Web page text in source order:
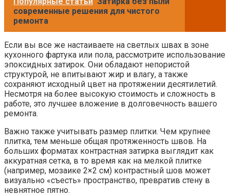
современные решения для чистого
ремонта
Если вы все же настаиваете на светлых швах в зоне
кухонного фартука или пола, рассмотрите использование
эпоксидных затирок. Они обладают непористой
структурой, не впитывают жир и влагу, а также
сохраняют исходный цвет на протяжении десятилетий.
Несмотря на более высокую стоимость и сложность в
работе, это лучшее вложение в долговечность вашего
ремонта.
Важно также учитывать размер плитки. Чем крупнее
плитка, тем меньше общая протяженность швов. На
больших форматах контрастная затирка выглядит как
аккуратная сетка, в то время как на мелкой плитке
(например, мозаике 2×2 см) контрастный шов может
визуально «съесть» пространство, превратив стену в
невнятное пятно.